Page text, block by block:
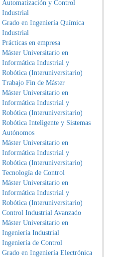
Automatización y Control
Industrial
Grado en Ingeniería Química
Industrial
Prácticas en empresa
Máster Universitario en
Informática Industrial y
Robótica (Interuniversitario)
Trabajo Fin de Máster
Máster Universitario en
Informática Industrial y
Robótica (Interuniversitario)
Robótica Inteligente y Sistemas
Autónomos
Máster Universitario en
Informática Industrial y
Robótica (Interuniversitario)
Tecnología de Control
Máster Universitario en
Informática Industrial y
Robótica (Interuniversitario)
Control Industrial Avanzado
Máster Universitario en
Ingeniería Industrial
Ingeniería de Control
Grado en Ingeniería Electrónica